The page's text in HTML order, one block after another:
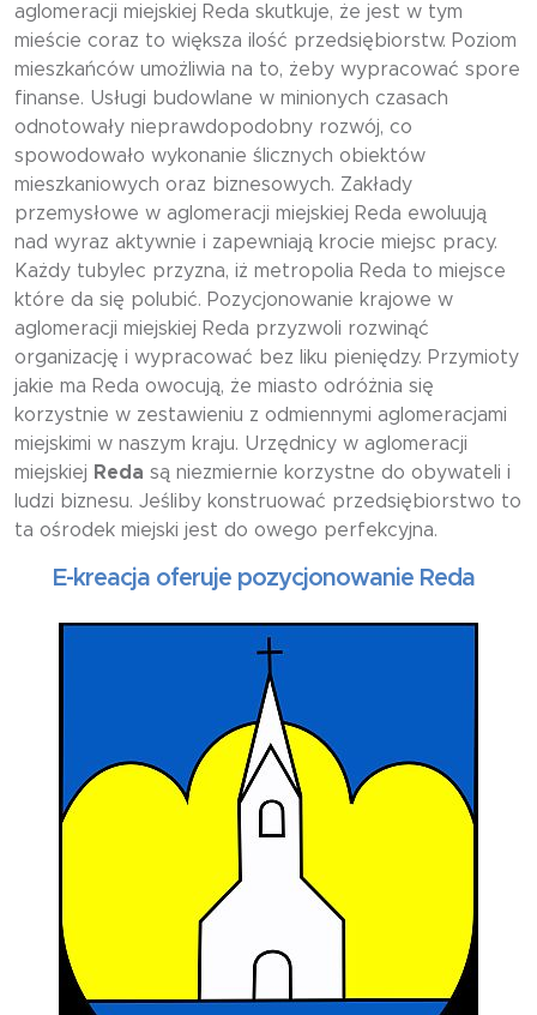
aglomeracji miejskiej Reda skutkuje, że jest w tym
mieście coraz to większa ilość przedsiębiorstw. Poziom
mieszkańców umożliwia na to, żeby wypracować spore
finanse. Usługi budowlane w minionych czasach
odnotowały nieprawdopodobny rozwój, co
spowodowało wykonanie ślicznych obiektów
mieszkaniowych oraz biznesowych. Zakłady
przemysłowe w aglomeracji miejskiej Reda ewoluują
nad wyraz aktywnie i zapewniają krocie miejsc pracy.
Każdy tubylec przyzna, iż metropolia Reda to miejsce
które da się polubić. Pozycjonowanie krajowe w
aglomeracji miejskiej Reda przyzwoli rozwinąć
organizację i wypracować bez liku pieniędzy. Przymioty
jakie ma Reda owocują, że miasto odróżnia się
korzystnie w zestawieniu z odmiennymi aglomeracjami
miejskimi w naszym kraju. Urzędnicy w aglomeracji
miejskiej Reda są niezmiernie korzystne do obywateli i
ludzi biznesu. Jeśliby konstruować przedsiębiorstwo to
ta ośrodek miejski jest do owego perfekcyjna.
E-kreacja oferuje pozycjonowanie Reda